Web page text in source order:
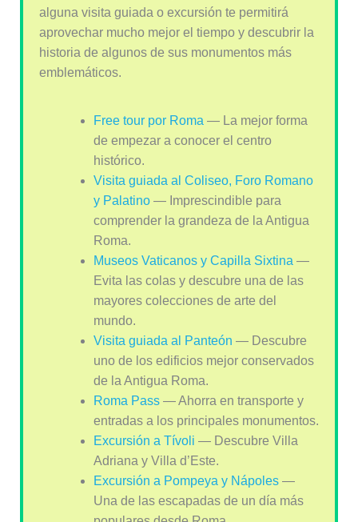
alguna visita guiada o excursión te permitirá
aprovechar mucho mejor el tiempo y descubrir la
historia de algunos de sus monumentos más
emblemáticos.
Free tour por Roma — La mejor forma
de empezar a conocer el centro
histórico.
Visita guiada al Coliseo, Foro Romano
y Palatino— Imprescindible para
comprender la grandeza de la Antigua
Roma.
Museos Vaticanos y Capilla Sixtina —
Evita las colas y descubre una de las
mayores colecciones de arte del
mundo.
Visita guiada al Panteón — Descubre
uno de los edificios mejor conservados
de la Antigua Roma.
Roma Pass— Ahorra en transporte y
entradas a los principales monumentos.
Excursión a Tívoli — Descubre Villa
Adriana y Villa d’Este.
Excursión a Pompeya y Nápoles—
Una de las escapadas de un día más